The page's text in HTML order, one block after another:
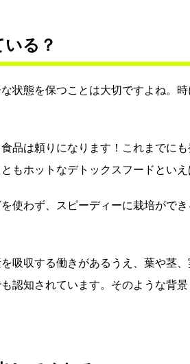
る？
状態を保つことは大切ですよね。
品は頼りになります！これまでにも
もホットなデトックスフードといえ
使わず、スピーディーに栽培がで
吸収する働きがあるうえ、葉や茎
認知されています。そのような背